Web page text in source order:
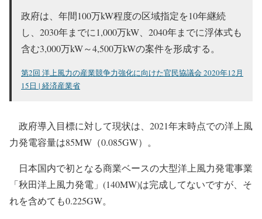
政府は、年間100万kW程度の区域指定を10年継続
し、2030年までに1,000万kW、2040年までに浮体式も
含む3,000万kW～4,500万kWの案件を形成する。
第2回 洋上風力の産業競争力強化に向けた官民協議会 2020年12月
15日 | 経済産業省
政府導入目標に対して現状は、2021年末時点での洋上風
力発電容量は85MW（0.085GW）。
日本国内で初となる商業ベースの大型洋上風力発電事業
「秋田洋上風力発電」(140MW)は完成してないですが、そ
れを含めても0.225GW。